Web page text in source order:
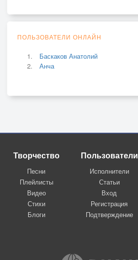
ПОЛЬЗОВАТЕЛИ ОНЛАЙН
Баскаков Анатолий
Анча
Творчество
Песни
Плейлисты
Видео
Стихи
Блоги
Пользователи
Исполнители
Статьи
Вход
Регистрация
Подтверждение